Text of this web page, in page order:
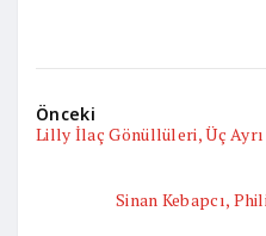
Önceki
Lilly İlaç Gönüllüleri, Üç
Sinan Kebapcı,